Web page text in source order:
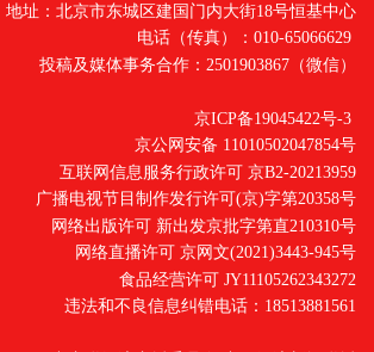
地址：北京市东城区建国门内大街18号恒基中心
电话（传真）：010-65066629
投稿及媒体事务合作：2501903867（微信）
京ICP备19045422号-3
京公网安备 11010502047854号
互联网信息服务行政许可 京B2-20213959
广播电视节目制作发行许可(京)字第20358号
网络出版许可 新出发京批字第直210310号
网络直播许可 京网文(2021)3443-945号
食品经营许可 JY11105262343272
违法和不良信息纠错电话：18513881561